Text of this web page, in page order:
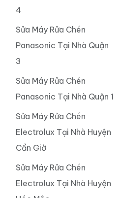
4
Sửa Máy Rửa Chén
Panasonic Tại Nhà Quận
3
Sửa Máy Rửa Chén
Panasonic Tại Nhà Quận 1
Sửa Máy Rửa Chén
Electrolux Tại Nhà Huyện
Cần Giờ
Sửa Máy Rửa Chén
Electrolux Tại Nhà Huyện